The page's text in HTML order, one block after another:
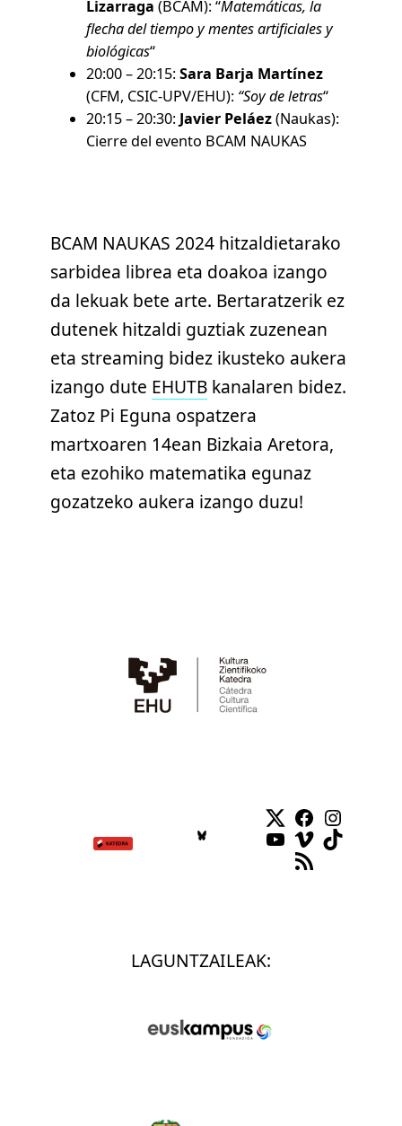
Lizarraga (BCAM): “Matemáticas, la
flecha del tiempo y mentes artificiales y
biológicas“
20:00 – 20:15: Sara Barja Martínez
(CFM, CSIC-UPV/EHU): “Soy de letras“
20:15 – 20:30: Javier Peláez(Naukas):
Cierre del evento BCAM NAUKAS
BCAM NAUKAS 2024 hitzaldietarako
sarbidea librea eta doakoa izango
da lekuak bete arte. Bertaratzerik ez
dutenek hitzaldi guztiak zuzenean
eta streaming bidez ikusteko aukera
izango dute EHUTB kanalaren bidez.
Zatoz Pi Eguna ospatzera
martxoaren 14ean Bizkaia Aretora,
eta ezohiko matematika egunaz
gozatzeko aukera izango duzu!
Twitter
Facebook
YouTube
VimeoTikTok
RSS Feed
LAGUNTZAILEAK: